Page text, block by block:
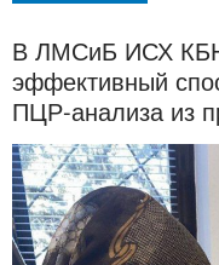
В ЛМСиБ ИСХ
эффективный
ПЦР-анализа из